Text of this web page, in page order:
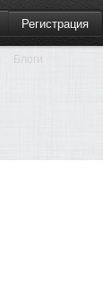
Регистрация
Блоги